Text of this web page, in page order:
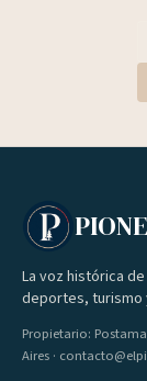
La voz histórica
deportes, turismo
Propietario: Postamar
Aires ·